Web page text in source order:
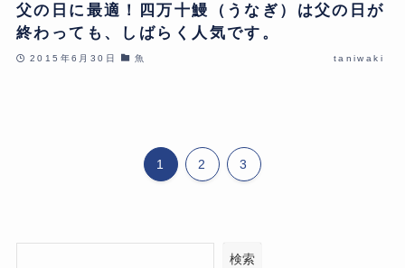
父の日に最適！四万十鰻（うなぎ）は父の日が
終わっても、しばらく人気です。
2015年6月30日 魚 taniwaki
1 2 3
検索